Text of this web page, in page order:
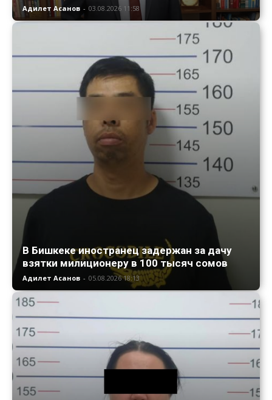
Адилет Асанов - 03.08.2026 11:58
В Бишкеке иностранец задержан за дачу
взятки милиционеру в 100 тысяч сомов
Адилет Асанов - 05.08.2026 18:13